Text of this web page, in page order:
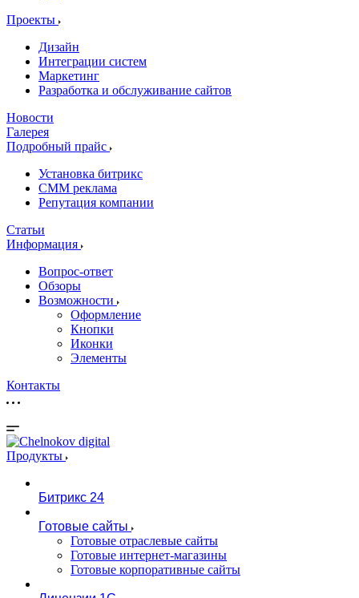
Проекты
Дизайн
Интеграции систем
Маркетинг
Разработка и обслуживание сайтов
Новости
Галерея
Подробный прайс
Установка битрикс
CMM реклама
Репутация компании
Статьи
Информация
Вопрос-ответ
Обзоры
Возможности
Оформление
Кнопки
Иконки
Элементы
Контакты
Продукты
Битрикс 24
Готовые сайты
Готовые отраслевые сайты
Готовые интернет-магазины
Готовые корпоративные сайты